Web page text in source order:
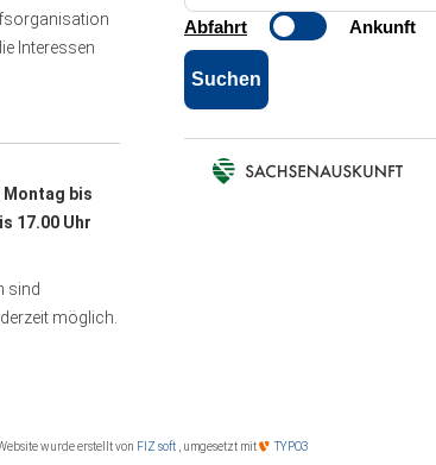
Interessen
bis
17.00 Uhr
sind
möglich.
wurde erstellt von FIZ soft , umgesetzt mit TYPO3